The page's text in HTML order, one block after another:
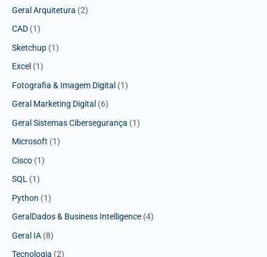
Geral Arquitetura (2)
CAD (1)
Sketchup (1)
Excel (1)
Fotografia & Imagem Digital (1)
Geral Marketing Digital (6)
Geral Sistemas Cibersegurança (1)
Microsoft (1)
Cisco (1)
SQL (1)
Python (1)
GeralDados & Business Intelligence (4)
Geral IA (8)
Tecnologia (2)